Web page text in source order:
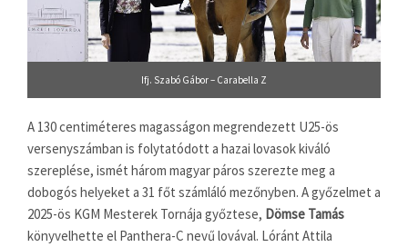
Ifj. Szabó Gábor – Carabella Z
A 130 centiméteres magasságon megrendezett U25-ös
versenyszámban is folytatódott a hazai lovasok kiváló
szereplése, ismét három magyar páros szerezte meg a
dobogós helyeket a 31 főt számláló mezőnyben. A győzelmet a
2025-ös KGM Mesterek Tornája győztese, Dömse Tamás
könyvelhette el Panthera-C nevű lovával. Lóránt Attila